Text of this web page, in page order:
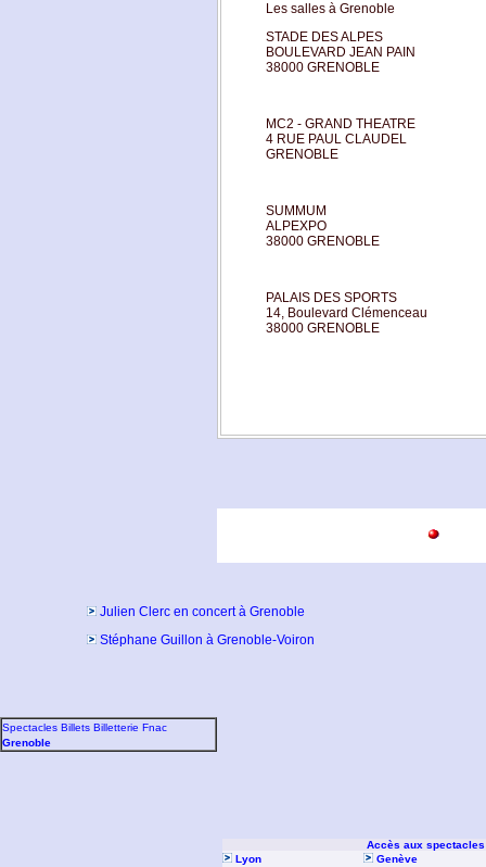
Les salles à Grenoble
STADE DES ALPES
BOULEVARD JEAN PAIN
38000 GRENOBLE
MC2 - GRAND THEATRE
4 RUE PAUL CLAUDEL
GRENOBLE
SUMMUM
ALPEXPO
38000 GRENOBLE
PALAIS DES SPORTS
14, Boulevard Clémenceau
38000 GRENOBLE
Julien Clerc en concert à Grenoble
Stéphane Guillon à Grenoble-Voiron
Spectacles Billets Billetterie Fnac
Grenoble
Accès aux spectacles
Lyon
Genève